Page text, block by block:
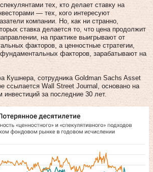
тех, кто делает ставку на
— тех, кого интересуют
компании. Но, как ни странно,
ставка делается то, что цена продолжит
на практике выигрывают от
факторов, а ценностные стратегии,
факторов, зарабатывают на
Кушнера, сотрудника Goldman Sachs Asset
ссылается Wall Street Journal, основано на
за последние 30 лет.